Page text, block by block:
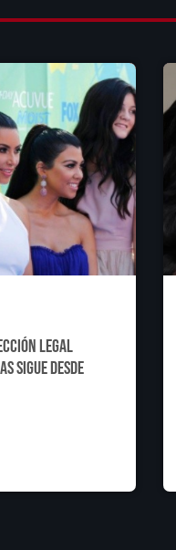
legal
sigue desde